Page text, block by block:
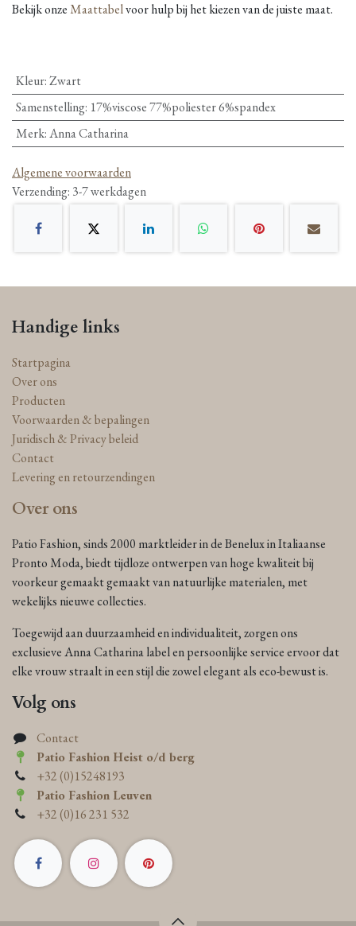
Bekijk onzeMaattabelvoor hulp bij het kiezen van de juiste maat.
Kleur:Zwart
Samenstelling: 17%viscose 77%poliester 6%spandex
Merk:Anna Catharina
Algemene voorwaarden
Verzending: 3-7 werkdagen
Handige links
Startpagina
Over ons
Producten
Voorwaarden & bepalingen
Juridisch & Privacy beleid
Contact
Levering en retourzendingen
Over ons
Patio Fashion, sinds 2000 marktleider in de Benelux in Italiaanse
Pronto Moda, biedt tijdloze ontwerpen van hoge kwaliteit bij
voorkeur gemaakt gemaakt van natuurlijke materialen, met
wekelijks nieuwe collecties.
Toegewijd aan duurzaamheid en individualiteit, zorgen ons
exclusieve Anna Catharina label en persoonlijke service ervoor dat
elke vrouw straalt in een stijl die zowel elegant als eco-bewust is.
Volg ons
Contact
Patio Fashion Heist o/d berg
+32 (0)15248193
Patio Fashion Leuven
+32 (0)16 231 532